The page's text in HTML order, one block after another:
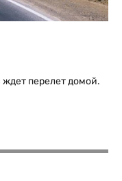
перелет домой.